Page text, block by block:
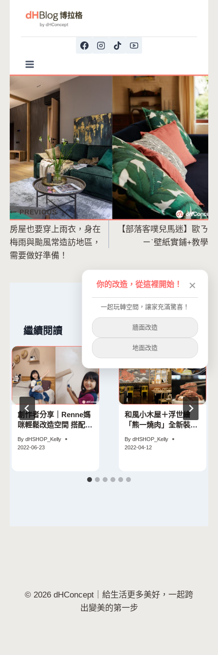
文
章
導
PREVIOUS
房屋也要穿上雨衣，身在
梅雨與颱風常造訪地區，
需要做好準備！
NEXT
【部落客噗兒馬迷】歐ㄋ
ㄧˋ壁紙實鋪+教學
繼續閱讀
創作者分享｜Renne媽
咪輕鬆改造空間 搭配家
By dHSHOP_Kelly
2022-06-23
和風小木屋＋浮世繪
「熊一燒肉」全新裝潢
By dHSHOP_Kelly
2022-04-12
© 2026 dHConcept｜給生活更多美好，一起跨
出變美的第一步
你的改造，從這裡開始！ ✕
一起玩轉空間，讓家充滿驚喜！
牆面改造
地面改造